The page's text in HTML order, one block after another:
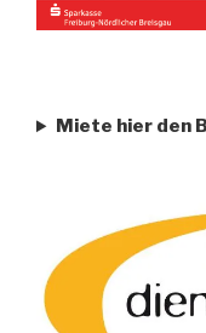
Miete hier den